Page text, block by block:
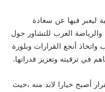
ليعبر فيها عن سعادة
والرياضة العرب للتشاور حول
واتخاذ أنجع القرارات وبلورة
في ترقيته وتعزيز قدراتها.
أصبح خيارا لابد منه ،حيث